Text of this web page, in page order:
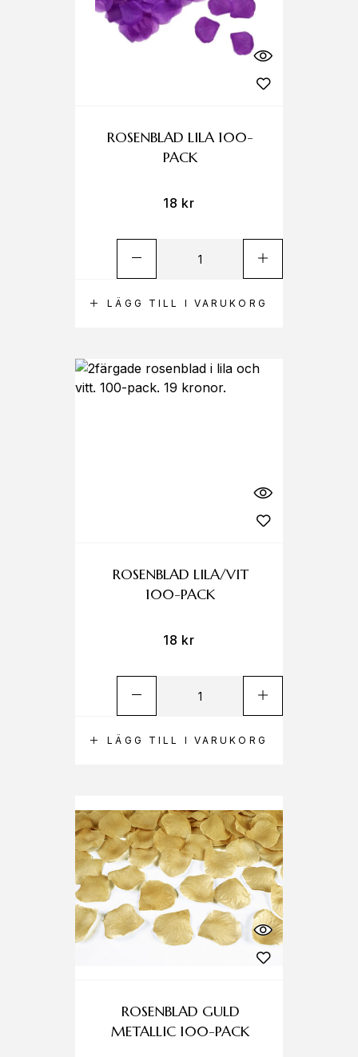
LÄGG TILL I VARUKORG
ROSENBLAD LILA 100-
PACK
18 kr
LÄGG TILL I VARUKORG
ROSENBLAD LILA/VIT
100-PACK
18 kr
ROSENBLAD GULD
METALLIC 100-PACK